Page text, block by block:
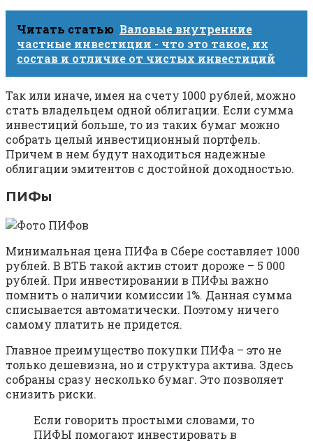
Читать статью Валовые внутренние
частные инвестиции - что это такое, их
состав и отличие от чистых инвестиций
Так или иначе, имея на счету 1000 рублей, можно
стать владельцем одной облигации. Если сумма
инвестиций больше, то из таких бумаг можно
собрать целый инвестиционный портфель.
Причем в нем будут находиться надежные
облигации эмитентов с достойной доходностью.
ПИФы
Минимальная цена ПИФа в Сбере составляет 1000
рублей. В ВТБ такой актив стоит дороже – 5 000
рублей. При инвестировании в ПИФы важно
помнить о наличии комиссии 1%. Данная сумма
списывается автоматически. Поэтому ничего
самому платить не придется.
Главное преимущество покупки ПИФа – это не
только дешевизна, но и структура актива. Здесь
собраны сразу несколько бумаг. Это позволяет
снизить риски.
Если говорить простыми словами, то
ПИФЫ помогают инвестировать в